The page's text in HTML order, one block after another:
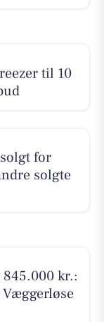
til 10
for
solgte
kr.: